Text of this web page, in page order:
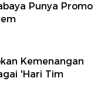
Punya Promo
Kemenangan
'Hari Tim